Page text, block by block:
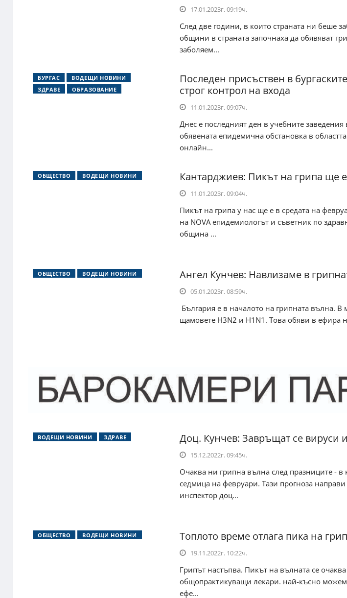
17.01.2023г. 09:19ч.
След две години, в които страната ни беше
общини в страната започнаха да обявяват
заболяем...
БУРГАС
ВОДЕЩИ НОВИНИ
ЗДРАВЕ
ОБРАЗОВАНИЕ
Последен присъствен в
строг контрол на входа
11.01.2023г. 09:07ч.
Днес е последният ден в учебните заведения
обявената епидемична обстановка в
онлайн...
ОБЩЕСТВО ВОДЕЩИ НОВИНИ Кантарджиев: Пикът на грипа ще
11.01.2023г. 09:04ч.
Пикът на грипа у нас ще е в средата на
на NOVA епидемиологът и съветник по
община ...
ОБЩЕСТВО ВОДЕЩИ НОВИНИ Ангел Кунчев: Навлизаме в
05.01.2023г. 08:59ч.
България е в началото на грипната вълна. В
щамовете H3N2 и H1N1. Това обяви в ефира
ВОДЕЩИ НОВИНИ ЗДРАВЕ Доц. Кунчев: Завръщат се вируси
15.12.2022г. 09:45ч.
Очаква ни грипна вълна след празниците - в
седмица на февруари. Тази прогноза
инспектор доц...
ОБЩЕСТВО ВОДЕЩИ НОВИНИ Топлото време отлага пика на
19.11.2022г. 10:22ч.
Грипът настъпва. Пикът на вълната се
общопрактикуващи лекари. най-късно можем
ефе...